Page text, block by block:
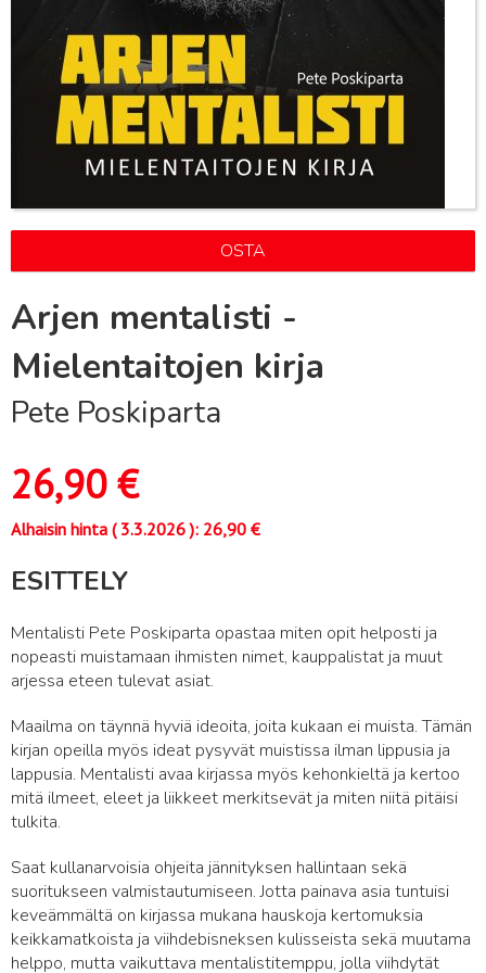
OSTA
Arjen mentalisti -
Mielentaitojen kirja
Pete Poskiparta
26,90€
Alhaisin hinta (3.3.2026): 26,90 €
ESITTELY
Mentalisti Pete Poskiparta opastaa miten opit helposti ja
nopeasti muistamaan ihmisten nimet, kauppalistat ja muut
arjessa eteen tulevat asiat.
Maailma on täynnä hyviä ideoita, joita kukaan ei muista. Tämän
kirjan opeilla myös ideat pysyvät muistissa ilman lippusia ja
lappusia. Mentalisti avaa kirjassa myös kehonkieltä ja kertoo
mitä ilmeet, eleet ja liikkeet merkitsevät ja miten niitä pitäisi
tulkita.
Saat kullanarvoisia ohjeita jännityksen hallintaan sekä
suoritukseen valmistautumiseen. Jotta painava asia tuntuisi
keveämmältä on kirjassa mukana hauskoja kertomuksia
keikkamatkoista ja viihdebisneksen kulisseista sekä muutama
helppo, mutta vaikuttava mentalistitemppu, jolla viihdytät